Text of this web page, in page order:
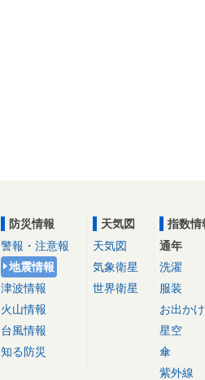
防災情報
警報・注意報
地震情報
津波情報
火山情報
台風情報
知る防災
天気図
天気図
気象衛星
世界衛星
指数情
通年
洗濯
服装
お出かけ
星空
傘
紫外線